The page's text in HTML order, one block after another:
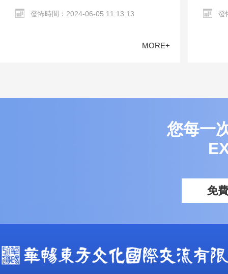
哈根市區、Harpa…
發怖時間：2024-06-05 11:13:13
MORE+
教堂發
您每一
免